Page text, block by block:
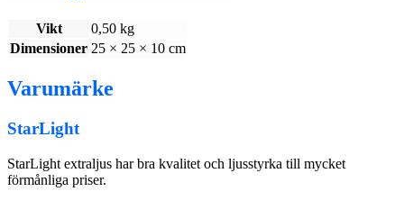
Vikt
0,50 kg
Dimensioner 25 × 25 × 10 cm
Varumärke
StarLight
StarLight extraljus har bra kvalitet och ljusstyrka till mycket
förmånliga priser.